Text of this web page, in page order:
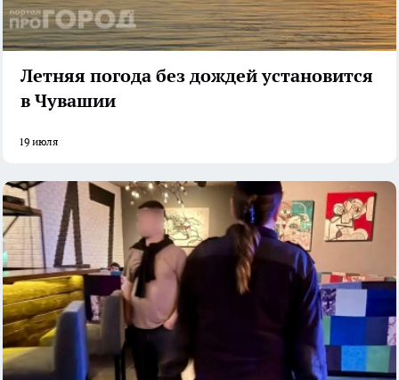
Летняя погода без дождей установится
в Чувашии
19 июля